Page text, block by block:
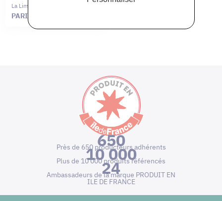
La Limonaderie De Paris
PARISMONADE KIWI
650
Près de 650 producteurs adhérents
10 000
Plus de 10 000 produits référencés
24
Ambassadeurs de la marque PRODUIT EN
ILE DE FRANCE